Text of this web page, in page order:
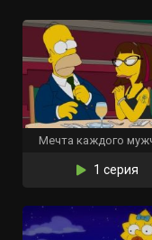
Мечта каждого
1 серия